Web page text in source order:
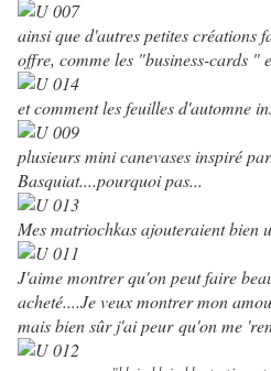
ainsi que d'autres petites créations
offre, comme les "business-cards "
et comment les feuilles d'automne
plusieurs mini canevases inspiré
Basquiat....pourquoi pas...
Mes matriochkas ajouteraient bien
J'aime montrer qu'on peut faire
acheté....Je veux montrer mon
mais bien sûr j'ai peur qu'on me